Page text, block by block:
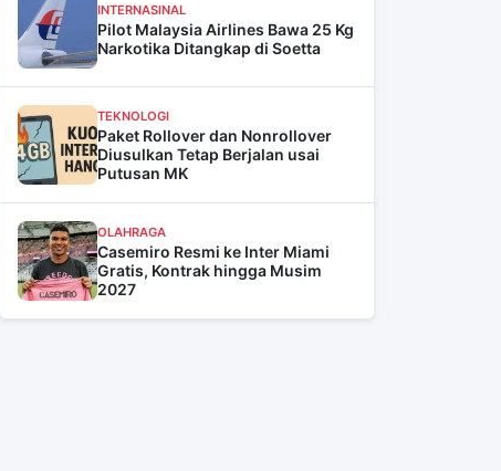
INTERNASINAL
Pilot Malaysia Airlines Bawa 25 Kg
Narkotika Ditangkap di Soetta
TEKNOLOGI
Paket Rollover dan Nonrollover
Diusulkan Tetap Berjalan usai
Putusan MK
OLAHRAGA
Casemiro Resmi ke Inter Miami
Gratis, Kontrak hingga Musim
2027